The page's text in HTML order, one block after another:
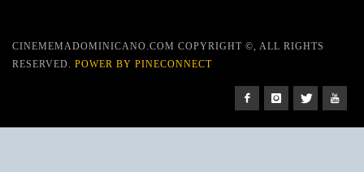
CINEMEMADOMINICANO.COM COPYRIGHT ©, ALL RIGHTS
RESERVED. POWER BY PINECONNECT